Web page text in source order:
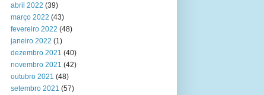
abril 2022 (39)
março 2022 (43)
fevereiro 2022 (48)
janeiro 2022 (1)
dezembro 2021 (40)
novembro 2021 (42)
outubro 2021 (48)
setembro 2021 (57)